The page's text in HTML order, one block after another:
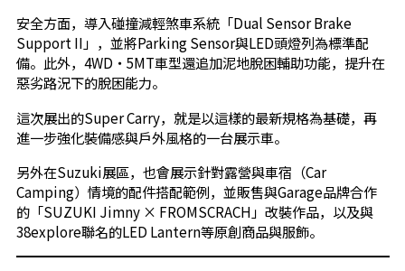
安全方面，導入碰撞減輕煞車系統「Dual Sensor Brake
Support II」，並將Parking Sensor與LED頭燈列為標準配
備。此外，4WD・5MT車型還追加泥地脫困輔助功能，提升在
惡劣路況下的脫困能力。
這次展出的Super Carry，就是以這樣的最新規格為基礎，再
進一步強化裝備感與戶外風格的一台展示車。
另外在Suzuki展區，也會展示針對露營與車宿（Car
Camping）情境的配件搭配範例，並販售與Garage品牌合作
的「SUZUKI Jimny × FROMSCRACH」改裝作品，以及與
38explore聯名的LED Lantern等原創商品與服飾。